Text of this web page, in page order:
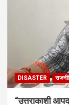
DISASTER
“उत्तराकाशी